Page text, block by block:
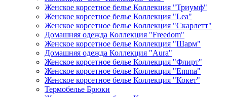
Женское корсетное белье Коллекция "Триумф"
Женское корсетное белье Коллекция "Lea"
Женское корсетное белье Коллекция "Скарлетт"
Домашняя одежда Коллекция "Freedom"
Женское корсетное белье Коллекция "Шарм"
Домашняя одежда Коллекция "Aura"
Женское корсетное белье Коллекция "Флирт"
Женское корсетное белье Коллекция "Emma"
Женское корсетное белье Коллекция "Кокет"
Термобелье Брюки